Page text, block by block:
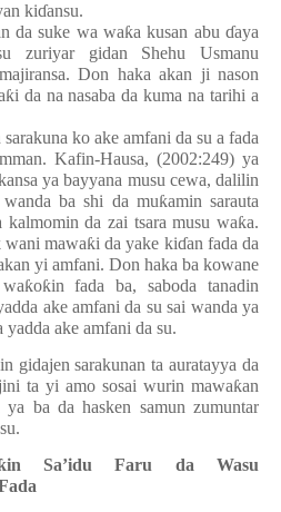
kiɗansu.
da suke wa waƙa kusan abu ɗaya
zuriyar gidan Shehu Usmanu
Don haka akan ji nason
ƙi da na nasaba da kuma na tarihi a
ko ake amfani da su a fada
Kafin-Hausa, (2002:249) ya
ya bayyana musu cewa, dalilin
ba shi da muƙamin sarauta
kalmomin da zai tsara musu waƙa.
wani mawaƙi da yake kiɗan fada da
yi amfani. Don haka ba kowane
ƙoƙin fada ba, saboda tanadin
ake amfani da su sai wanda ya
yadda ake amfani da su.
gidajen sarakunan ta auratayya da
ta yi amo sosai wurin mawaƙan
ba da hasken samun zumuntar
in Sa’idu Faru da Wasu